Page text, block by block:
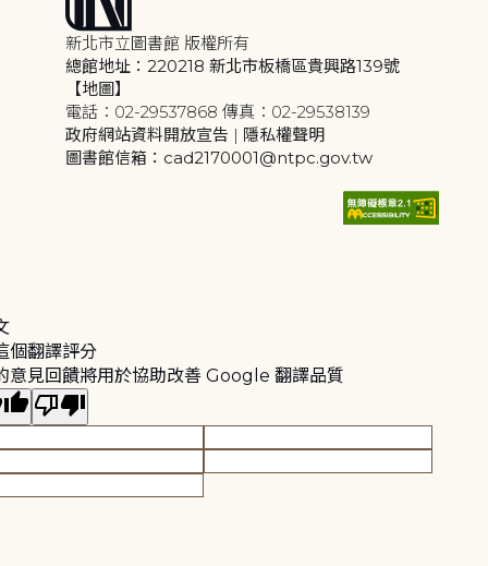
新北市立圖書館 版權所有
總館地址：220218 新北市板橋區貴興路139號
【地圖】
電話：02-29537868 傳真：02-29538139
政府網站資料開放宣告 | 隱私權聲明
圖書館信箱：cad2170001@ntpc.gov.tw
個翻譯評分
意見回饋將用於協助改善 Google 翻譯品質